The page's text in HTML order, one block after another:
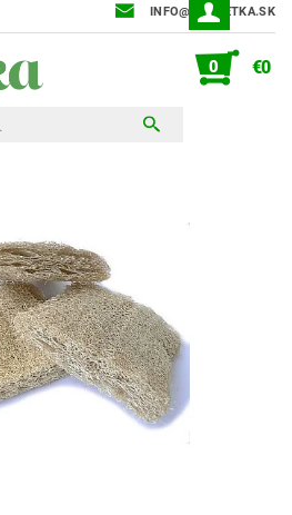
INFO@EKONETKA.SK
0 €0